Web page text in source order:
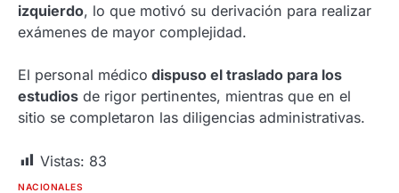
izquierdo, lo que motivó su derivación para realizar
exámenes de mayor complejidad.
El personal médico dispuso el traslado para los
estudios de rigor pertinentes, mientras que en el
sitio se completaron las diligencias administrativas.
Vistas: 83
NACIONALES